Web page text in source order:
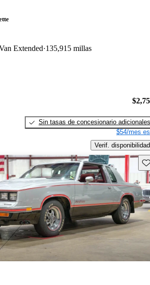
Extended 135,915 millas
Sin tasas de concesionario adicionales
$54/mes
Verif. disponibilidad